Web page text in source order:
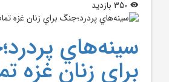
سينه‌هاي
براي زنان غزه